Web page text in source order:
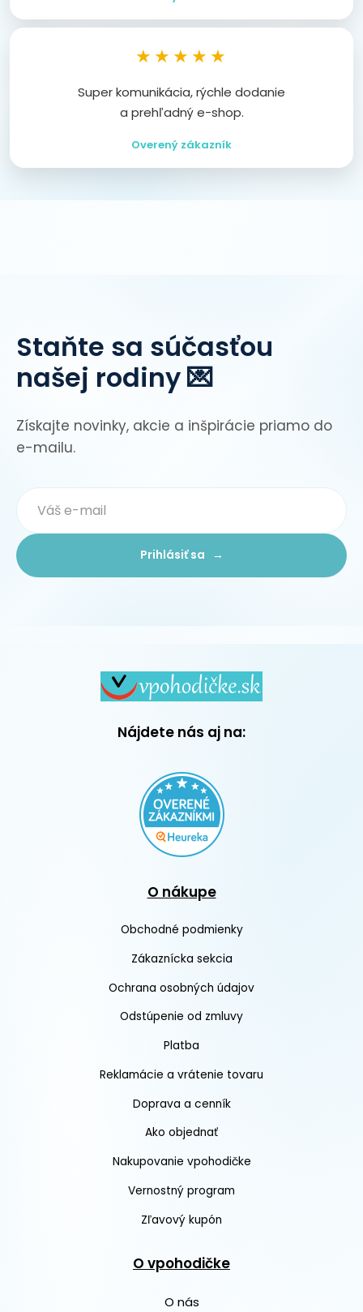
★★★★★
Super komunikácia, rýchle dodanie
a prehľadný e-shop.
Overený zákazník
Staňte sa súčasťou
našej rodiny 💌
Získajte novinky, akcie a inšpirácie priamo do
e-mailu.
Prihlásiť sa →
Nájdete nás aj na:
O nákupe
Obchodné podmienky
Zákaznícka sekcia
Ochrana osobných údajov
Odstúpenie od zmluvy
Platba
Reklamácie a vrátenie tovaru
Doprava a cenník
Ako objednať
Nakupovanie vpohodičke
Vernostný program
Zľavový kupón
O vpohodičke
O nás